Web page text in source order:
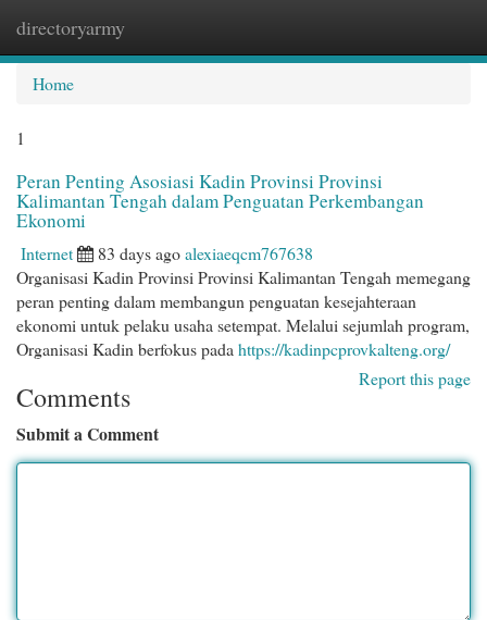
directoryarmy
Home
1
Peran Penting Asosiasi Kadin Provinsi Provinsi
Kalimantan Tengah dalam Penguatan Perkembangan
Ekonomi
Internet 83 days agoalexiaeqcm767638
Organisasi Kadin Provinsi Provinsi Kalimantan Tengah memegang
peran penting dalam membangun penguatan kesejahteraan
ekonomi untuk pelaku usaha setempat. Melalui sejumlah program,
Organisasi Kadin berfokus pada https://kadinpcprovkalteng.org/
Report this page
Comments
Submit a Comment